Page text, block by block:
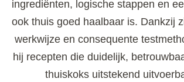
ingrediënten, logische stappen en
ook thuis goed haalbaar is. Dankzij
werkwijze en consequente
hij recepten die duidelijk,
thuiskoks uitstekend